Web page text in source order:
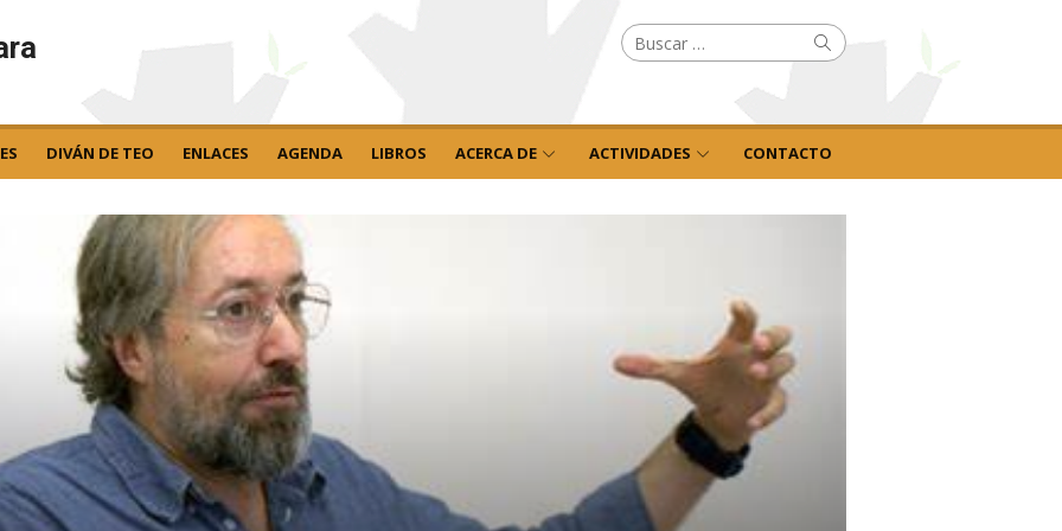
Buscar
por: Buscar
DIVÁN DE TEO ENLACES AGENDA LIBROS ACERCA DE ACTIVIDADES CONTACTO